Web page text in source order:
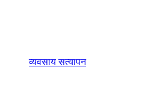
व्यवसाय सत्यापन